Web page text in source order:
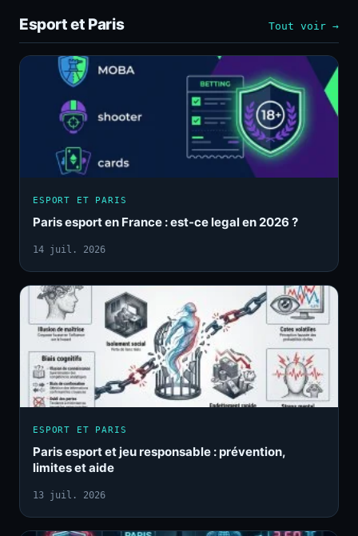
Esport et Paris Tout voir →
ESPORT ET PARIS
Paris esport en France : est-ce legal en 2026 ?
14 juil. 2026
ESPORT ET PARIS
Paris esport et jeu responsable : prévention,
limites et aide
13 juil. 2026